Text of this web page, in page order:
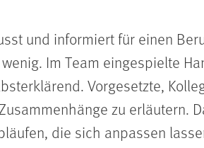
und informiert für einen
Im Team eingespielte
Vorgesetzte,
zu erläutern.
die sich anpassen